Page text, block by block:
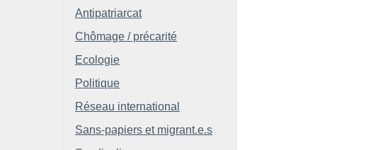
Antipatriarcat
Chômage / précarité
Ecologie
Politique
Réseau international
Sans-papiers et migrant.e.s